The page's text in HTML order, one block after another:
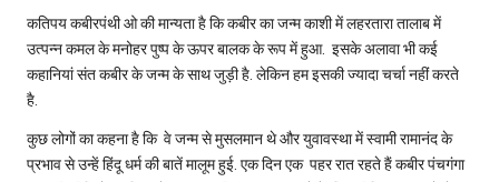
कतिपय कबीरपंथी ओ की मान्यता है कि कबीर का जन्म काशी में लहरतारा तालाब में
उत्पन्न कमल के मनोहर पुष्प के ऊपर बालक के रूप में हुआ. इसके अलावा भी कई
कहानियां संत कबीर के जन्म के साथ जुड़ी है. लेकिन हम इसकी ज्यादा चर्चा नहीं करते
है.
कुछ लोगों का कहना है कि वे जन्म से मुसलमान थे और युवावस्था में स्वामी रामानंद के
प्रभाव से उन्हें हिंदू धर्म की बातें मालूम हुई. एक दिन एक पहर रात रहते हैं कबीर पंचगंगा